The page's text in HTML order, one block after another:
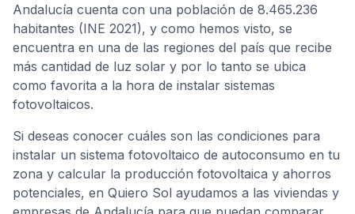
Andalucía cuenta con una población de 8.465.236
habitantes (INE 2021), y como hemos visto, se
encuentra en una de las regiones del país que recibe
más cantidad de luz solar y por lo tanto se ubica
como favorita a la hora de instalar sistemas
fotovoltaicos.
Si deseas conocer cuáles son las condiciones para
instalar un sistema fotovoltaico de autoconsumo en tu
zona y calcular la producción fotovoltaica y ahorros
potenciales, en Quiero Sol ayudamos a las viviendas y